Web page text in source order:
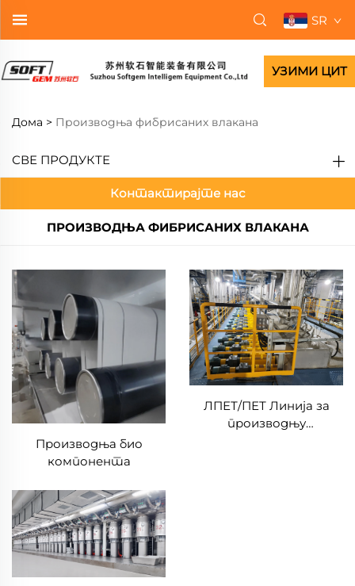
SR
УЗИМИ ЦИТ
Дома > Производња фибрисаних влакана
СВЕ ПРОДУКТЕ
Контактирајте нас
ПРОИЗВОДЊА ФИБРИСАНИХ ВЛАКАНА
Производња био
компонента
ЛПЕТ/ПЕТ Линија за
производњу